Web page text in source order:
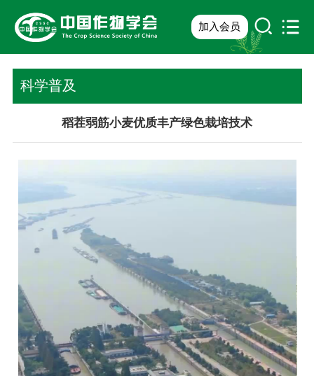
加入会员
科学普及
稻茬弱筋小麦优质丰产绿色栽培技术